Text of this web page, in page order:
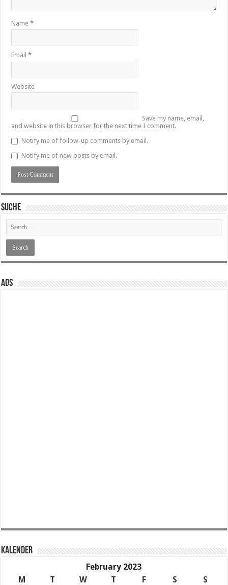
Name*
Email*
Website
Save my name, email,
and website in this browser for the next time I comment.
Notify me of follow-up comments by email.
Notify me of new posts by email.
SUCHE
ADS
KALENDER
February 2023
M
T W T F S
S